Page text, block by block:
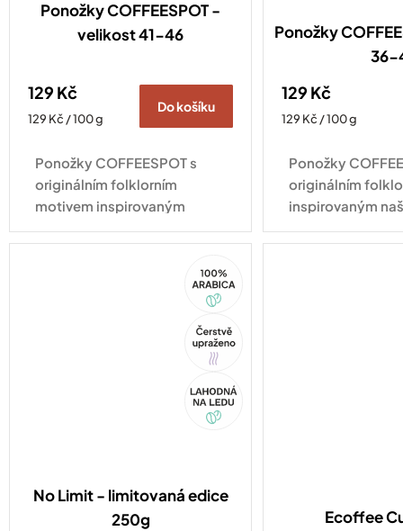
Ponožky COFFEESPOT -
velikost 41-46
129 Kč
Měrná
129 Kč / 100 g
Do košíku
Ponožky COFFEESPOT s
originálním folklorním
motivem inspirovaným
naší espresso směsí Ta naša
nekyselá dodají šmrnc
Ponožky
36-
129 Kč
Měrná
129 Kč / 100 g
Ponožky
originálním
inspirovaným
směsí Ta naša
šmrnc každému
Tip
Arabica
No Limit - limitovaná edice
250g
Ecoffee